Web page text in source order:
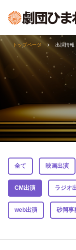
トップページ 出演情報
全て 映画出演
CM出演 ラジオ
web出演 砂岡事